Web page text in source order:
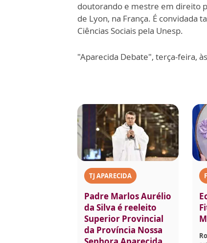
doutorando e mestre em direito
de Lyon, na França. É convidada
Ciências Sociais pela Unesp.
"Aparecida Debate", terça-feira,
TJ APARECIDA
Padre Marlos Aurélio
da Silva é reeleito
Superior Provincial
da Província Nossa